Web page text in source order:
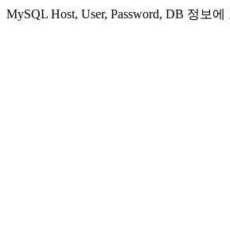
MySQL Host, User, Password, DB 정보